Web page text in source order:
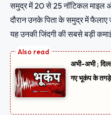
समुद्र में 20 से 25 नॉटिकल माइल
दौरान उनके पिता के समुद्र में
यह उनकी जिंदगी की सबसे बड़ी
अभी-अभी ;
गए भूकंप के तगड़े